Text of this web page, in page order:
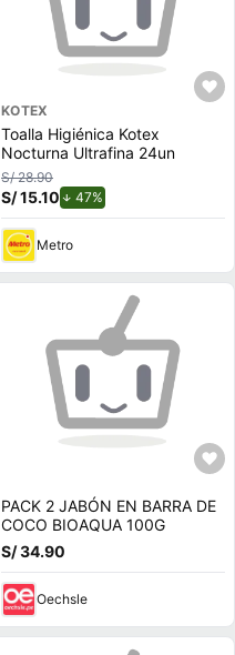
KOTEX
Toalla Higiénica Kotex
Nocturna Ultrafina 24un
S/ 28.90
S/ 15.10 47%
Metro
PACK 2 JABÓN EN BARRA DE
COCO BIOAQUA 100G
S/ 34.90
Oechsle